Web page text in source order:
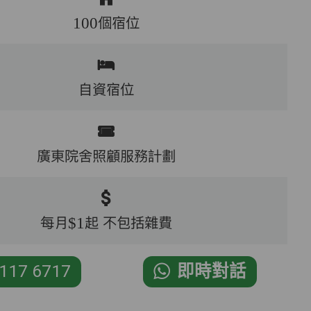
100個宿位
自資宿位
廣東院舍照顧服務計劃
每月$1起 不包括雜費
6717 即時對話